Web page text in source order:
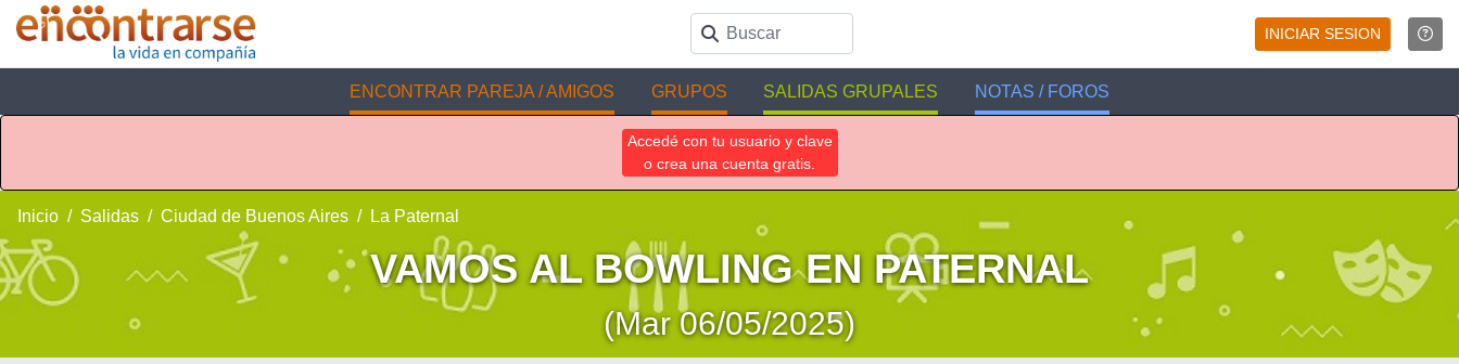
INICIAR SESION
ENCONTRAR PAREJA / AMIGOS GRUPOS SALIDAS GRUPALES NOTAS / FOROS
Accedé con tu usuario y clave
o crea una cuenta gratis.
Inicio Salidas Ciudad de Buenos Aires La Paternal
VAMOS AL BOWLING EN PATERNAL
(Mar 06/05/2025)